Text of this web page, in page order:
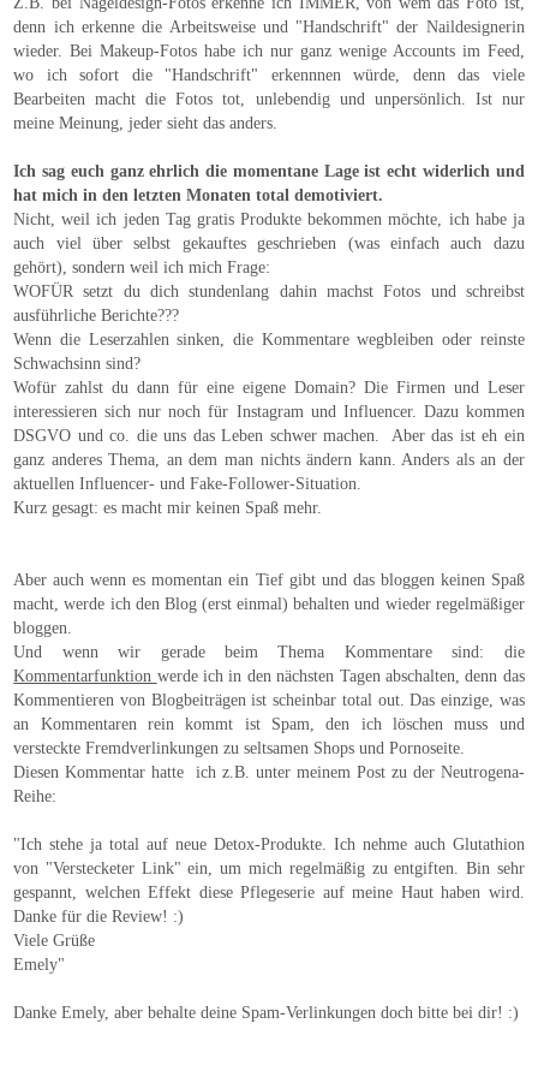
denn ich erkenne die Arbeitsweise und "Handschrift" der Naildesignerin
wieder. Bei Makeup-Fotos habe ich nur ganz wenige Accounts im Feed,
wo ich sofort die "Handschrift" erkennnen würde, denn das viele
Bearbeiten macht die Fotos tot, unlebendig und unpersönlich. Ist nur
meine Meinung, jeder sieht das anders.
Ich sag euch ganz ehrlich die momentane Lage ist echt widerlich und
hat mich in den letzten Monaten total demotiviert.
Nicht, weil ich jeden Tag gratis Produkte bekommen möchte, ich habe ja
auch viel über selbst gekauftes geschrieben (was einfach auch dazu
gehört), sondern weil ich mich Frage:
WOFÜR setzt du dich stundenlang dahin machst Fotos und schreibst
ausführliche Berichte???
Wenn die Leserzahlen sinken, die Kommentare wegbleiben oder reinste
Schwachsinn sind?
Wofür zahlst du dann für eine eigene Domain? Die Firmen und Leser
interessieren sich nur noch für Instagram und Influencer. Dazu kommen
DSGVO und co. die uns das Leben schwer machen. Aber das ist eh ein
ganz anderes Thema, an dem man nichts ändern kann. Anders als an der
aktuellen Influencer- und Fake-Follower-Situation.
Kurz gesagt: es macht mir keinen Spaß mehr.
Aber auch wenn es momentan ein Tief gibt und das bloggen keinen Spaß
macht, werde ich den Blog (erst einmal) behalten und wieder regelmäßiger
bloggen.
Und wenn wir gerade beim Thema Kommentare sind: die
Kommentarfunktion werde ich in den nächsten Tagen abschalten, denn das
Kommentieren von Blogbeiträgen ist scheinbar total out. Das einzige, was
an Kommentaren rein kommt ist Spam, den ich löschen muss und
versteckte Fremdverlinkungen zu seltsamen Shops und Pornoseite.
Diesen Kommentar hatte ich z.B. unter meinem Post zu der Neutrogena-
Reihe:
"Ich stehe ja total auf neue Detox-Produkte. Ich nehme auch Glutathion
von "Verstecketer Link"ein, um mich regelmäßig zu entgiften. Bin sehr
gespannt, welchen Effekt diese Pflegeserie auf meine Haut haben wird.
Danke für die Review! :)
Viele Grüße
Emely"
Danke Emely, aber behalte deine Spam-Verlinkungen doch bitte bei dir! :)